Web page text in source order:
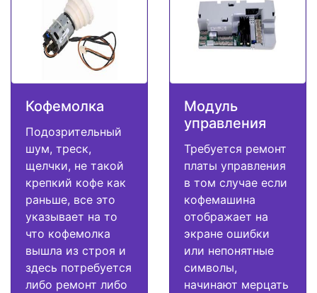
Кофемолка
Подозрительный
шум, треск,
щелчки, не такой
крепкий кофе как
раньше, все это
указывает на то
что кофемолка
вышла из строя и
здесь потребуется
либо ремонт либо
Модуль
управления
Требуется ремонт
платы управления
в том случае если
кофемашина
отображает на
экране ошибки
или непонятные
символы,
начинают мерцать